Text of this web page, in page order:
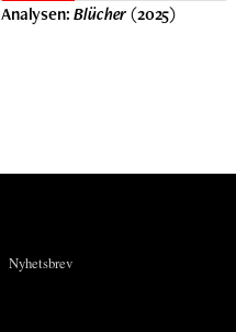
Analysen: Blücher(2025)
Nyhetsbrev